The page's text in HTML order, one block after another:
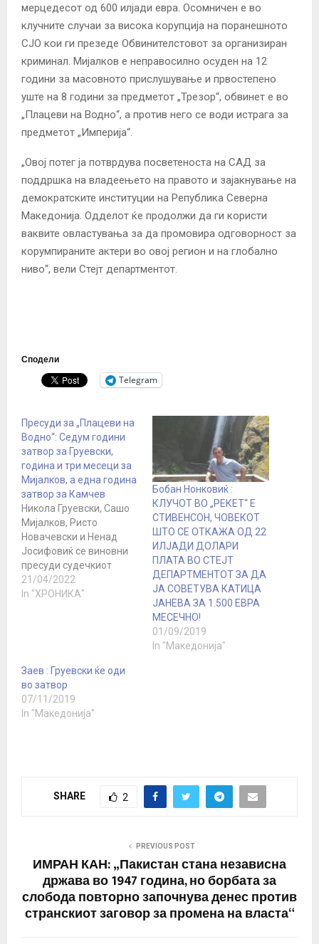
мерцедесот од 600 илјади евра. Осомничен е во
клучните случаи за висока корупција на поранешното
СЈО кои ги презеде Обвинителстовот за организиран
криминал. Мијалков е неправосилно осуден на 12
години за масовното прислушување и првостепено
уште на 8 години за предметот „Трезор“, обвинет е во
„Плацеви на Водно“, а против него се води истрага за
предметот „Империја“.
„Овој потег ја потврдува посветеноста на САД за
поддршка на владеењето на правото и зајакнување на
демократските институции на Република Северна
Македонија. Одделот ќе продолжи да ги користи
ваквите овластувања за да промовира одговорност за
корумпираните актери во овој регион и на глобално
ниво“, вели Стејт департментот.
Сподели
Telegram
Пресуди за „Плацеви на
Водно“: Седум години
затвор за Груевски,
година и три месеци за
Мијалков, а една година
затвор за Камчев
Никола Груевски, Сашо
Мијалков, Ристо
Новачевски и Ненад
Јосифовиќ се виновни
пресуди судечкиот
совет во случајот
„Плацеви на Водно“ во
прикривање имот три
години е поранешниот
премиер кому му се
судеше во отсуство и кој
доби казна од седум
21/04/2022
In "ХРОНИКА"
Бобан Нонковиќ :
КЛУЧОТ ВО „РЕКЕТ“ Е
СТИВЕНСОН, ЧОВЕКОТ
ШТО СЕ ОТКАЖА ОД 22
ИЛЈАДИ ДОЛАРИ
ПЛАТА ВО СТЕЈТ
ДЕПАРТМЕНТОТ ЗА ДА
ЈА СОВЕТУВА КАТИЦА
ЈАНЕВА ЗА 1.500 ЕВРА
МЕСЕЧНО!
01/09/2019
In "Македонија"
Заев : Груевски ќе оди
во затвор
07/11/2019
In "Македонија"
SHARE 2
PREVIOUS POST
ИМРАН КАН: „Пакистан стана независна
држава во 1947 година, но борбата за
слобода повторно започнува денес против
странскиот заговор за промена на власта“